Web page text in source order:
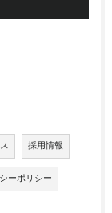
採用情報
ーポリシー